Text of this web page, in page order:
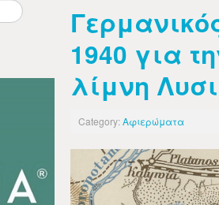
1940 για
λίμνη
Category:Αφιερώματα